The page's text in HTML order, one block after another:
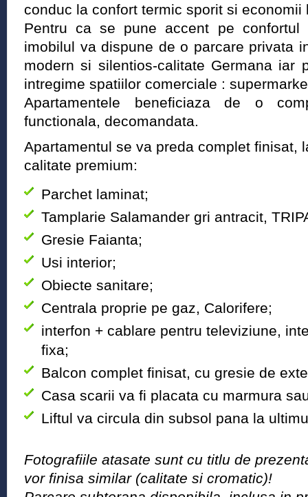
conduc la confort termic sporit si
Pentru ca se pune accent pe confortul
imobilul va dispune de o parcare privata
modern si silentios-calitate Germana iar
intregime spatiilor comerciale :
Apartamentele beneficiaza de o
functionala, decomandata.
Apartamentul se va preda complet finisat,
calitate premium:
Parchet laminat;
Tamplarie Salamander gri antracit,
Gresie Faianta;
Usi interior;
Obiecte sanitare;
Centrala proprie pe gaz, Calorifere;
interfon + cablare pentru televiziune,
fixa;
Balcon complet finisat, cu gresie de
Casa scarii va fi placata cu marmura
Liftul va circula din subsol pana la
Fotografiile atasate sunt cu titlu de
vor finisa similar (calitate si cromatic)!